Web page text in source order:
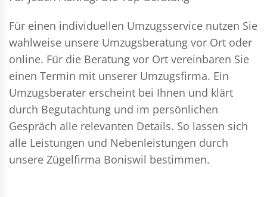
Für einen individuellen Umzugsservice nutzen Sie
wahlweise unsere Umzugsberatung vor Ort oder
online. Für die Beratung vor Ort vereinbaren Sie
einen Termin mit unserer Umzugsfirma. Ein
Umzugsberater erscheint bei Ihnen und klärt
durch Begutachtung und im persönlichen
Gespräch alle relevanten Details. So lassen sich
alle Leistungen und Nebenleistungen durch
unsere Zügelfirma Boniswil bestimmen.